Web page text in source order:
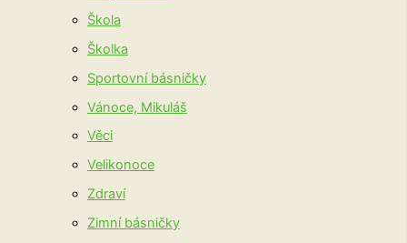
Škola
Školka
Sportovní básničky
Vánoce, Mikuláš
Věci
Velikonoce
Zdraví
Zimní básničky